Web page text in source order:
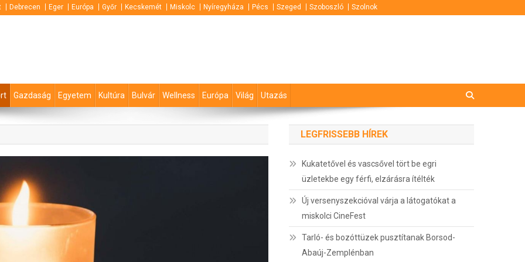
Debrecen Eger Európa Győr Kecskemét Miskolc Nyíregyháza Pécs Szeged Szoboszló Szolnok
Gazdaság Egyetem Kultúra Bulvár Wellness Európa Világ Utazás
LEGFRISSEBB HÍREK
Kukatetővel és vascsővel tört be egri
üzletekbe egy férfi, elzárásra ítélték
Új versenyszekcióval várja a látogatókat a
miskolci CineFest
Tarló- és bozóttüzek pusztítanak Borsod-
Abaúj-Zemplénban